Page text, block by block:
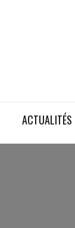
ACTUALITÉS